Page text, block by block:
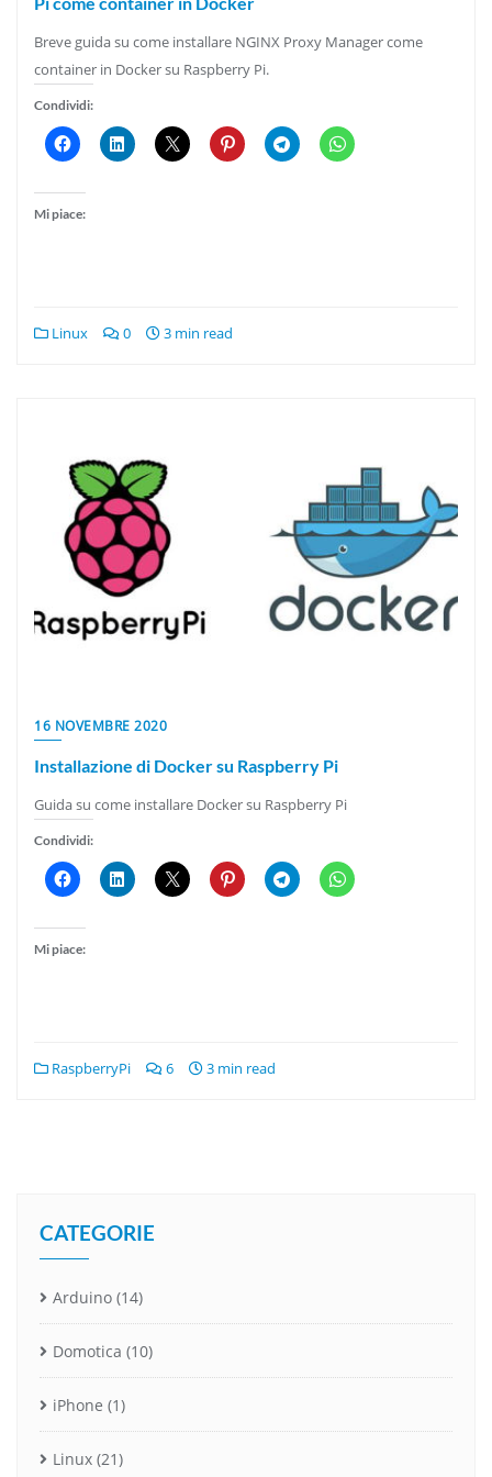
Breve guida su come installare NGINX Proxy Manager come
container in Docker su Raspberry Pi.
Condividi:
Mi piace:
Linux 0 3 min read
16 NOVEMBRE 2020
Installazione di Docker su Raspberry Pi
Guida su come installare Docker su Raspberry Pi
Condividi:
Mi piace:
RaspberryPi 6 3 min read
CATEGORIE
Arduino (14)
Domotica (10)
iPhone (1)
Linux (21)